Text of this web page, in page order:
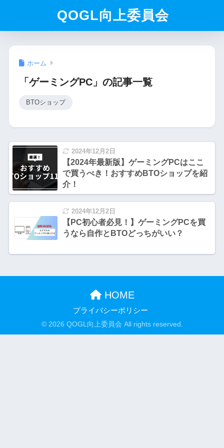
QOGL向上委員会
ホーム
「ゲーミングPC」の記事一覧
BTOショップ
2024年12月2日
【2024年最新版】ゲーミングPCはここ
で買うべき！おすすめBTOショップを紹
介！
2024年12月2日
【PC初心者必見！】ゲーミングPCを買
うなら自作とBTOどっちがいい？
HOME
プライバシーポリシー
© 2026 QOGL向上委員会 All rights reserved.